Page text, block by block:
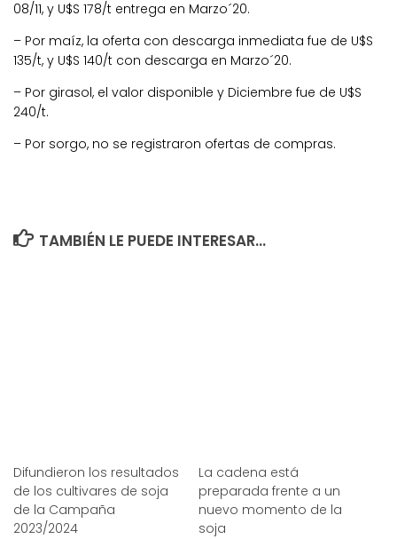
08/11, y U$S 178/t entrega en Marzo´20.
– Por maíz, la oferta con descarga inmediata fue de U$S
135/t, y U$S 140/t con descarga en Marzo´20.
– Por girasol, el valor disponible y Diciembre fue de U$S
240/t.
– Por sorgo, no se registraron ofertas de compras.
TAMBIÉN LE PUEDE INTERESAR...
Difundieron los resultados
de los cultivares de soja
de la Campaña
2023/2024
La cadena está
preparada frente a un
nuevo momento de la
soja